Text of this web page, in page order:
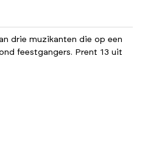
drie muzikanten die op een
feestgangers. Prent 13 uit